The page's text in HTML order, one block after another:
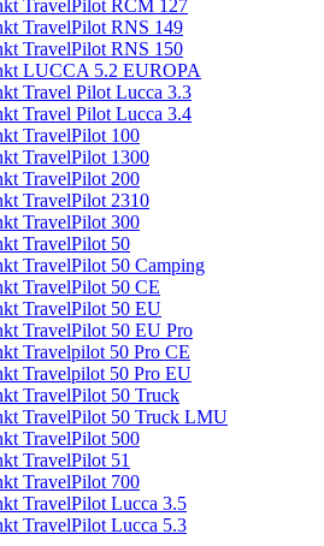
TravelPilot RCM 127
TravelPilot RNS 149
TravelPilot RNS 150
LUCCA 5.2 EUROPA
Travel Pilot Lucca 3.3
Travel Pilot Lucca 3.4
TravelPilot 100
TravelPilot 1300
TravelPilot 200
TravelPilot 2310
TravelPilot 300
TravelPilot 50
TravelPilot 50 Camping
TravelPilot 50 CE
TravelPilot 50 EU
TravelPilot 50 EU Pro
Travelpilot 50 Pro CE
Travelpilot 50 Pro EU
TravelPilot 50 Truck
TravelPilot 50 Truck LMU
TravelPilot 500
TravelPilot 51
TravelPilot 700
TravelPilot Lucca 3.5
TravelPilot Lucca 5.3